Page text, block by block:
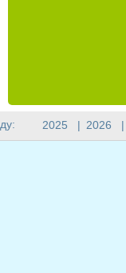
2025 | 2026 |